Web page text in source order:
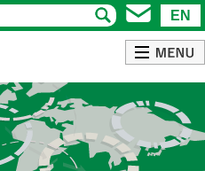
EN